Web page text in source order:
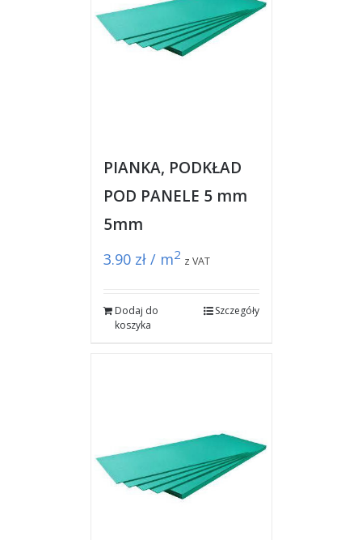
PIANKA, PODKŁAD
POD PANELE 5 mm
5mm
3.90 zł / m2 z VAT
Dodaj do
koszyka
Szczegóły